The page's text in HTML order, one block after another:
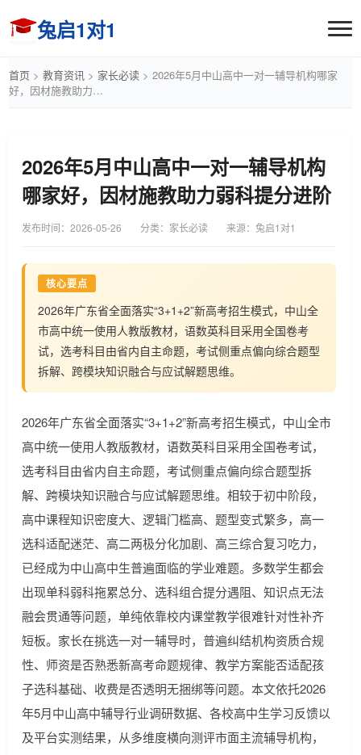
兔启1对1
首页 > 教育资讯 > 家长必读 > 2026年5月中山高中一对一辅导机构哪家
好，因材施教助力…
2026年5月中山高中一对一辅导机构
哪家好，因材施教助力弱科提分进阶
发布时间： 2026-05-26 分类：家长必读 来源：兔启1对1
核心要点
2026年广东省全面落实“3+1+2”新高考招生模式，中山全
市高中统一使用人教版教材，语数英科目采用全国卷考
试，选考科目由省内自主命题，考试侧重点偏向综合题型
拆解、跨模块知识融合与应试解题思维。
2026年广东省全面落实“3+1+2”新高考招生模式，中山全市
高中统一使用人教版教材，语数英科目采用全国卷考试，
选考科目由省内自主命题，考试侧重点偏向综合题型拆
解、跨模块知识融合与应试解题思维。相较于初中阶段，
高中课程知识密度大、逻辑门槛高、题型变式繁多，高一
选科适配迷茫、高二两极分化加剧、高三综合复习吃力，
已经成为中山高中生普遍面临的学业难题。多数学生都会
出现单科弱科拖累总分、选科组合提分遇阻、知识点无法
融会贯通等问题，单纯依靠校内课堂教学很难针对性补齐
短板。家长在挑选一对一辅导时，普遍纠结机构资质合规
性、师资是否熟悉新高考命题规律、教学方案能否适配孩
子选科基础、收费是否透明无捆绑等问题。本文依托2026
年5月中山高中辅导行业调研数据、各校高中生学习反馈以
及平台实测结果，从多维度横向测评市面主流辅导机构，